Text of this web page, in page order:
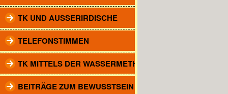
TK UND AUSSERIRDISCHE
TELEFONSTIMMEN
TK MITTELS DER WASSERMETHODE
BEITRÄGE ZUM BEWUSSTSEIN